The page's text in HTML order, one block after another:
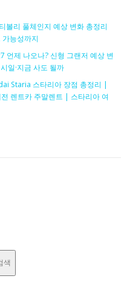
볼리 풀체인지 예상 변화 총정리
가능성까지
언제 나오나? 신형 그랜저 예상 변
일·지금 사도 될까
Staria 스타리아 장점 총정리 |
렌트카 주말렌트 | 스타리아 여
색